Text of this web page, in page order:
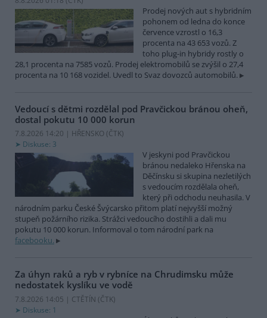
Prodej nových aut s hybridním
pohonem od ledna do konce
července vzrostl o 16,3
procenta na 43 653 vozů. Z
toho plug-in hybridy rostly o
28,1 procenta na 7585 vozů. Prodej elektromobilů se zvýšil o 27,4
procenta na 10 168 vozidel. Uvedl to Svaz dovozců automobilů.
Vedoucí s dětmi rozdělal pod Pravčickou bránou oheň,
dostal pokutu 10 000 korun
7.8.2026 14:20 | HŘENSKO (ČTK)
Diskuse: 3
V jeskyni pod Pravčickou
bránou nedaleko Hřenska na
Děčínsku si skupina nezletilých
s vedoucím rozdělala oheň,
který při odchodu neuhasila. V
národním parku České Švýcarsko přitom platí nejvyšší možný
stupeň požárního rizika. Strážci vedoucího dostihli a dali mu
pokutu 10 000 korun. Informoval o tom národní park na
facebooku.
Za úhyn raků a ryb v rybníce na Chrudimsku může
nedostatek kyslíku ve vodě
7.8.2026 14:05 | CTĚTÍN (ČTK)
Diskuse: 1